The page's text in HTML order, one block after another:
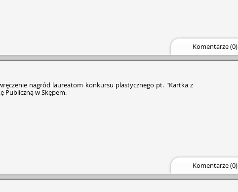
Komentarze (0)
nagród laureatom konkursu plastycznego pt. "Kartka z
Publiczną w Skępem.
Komentarze (0)